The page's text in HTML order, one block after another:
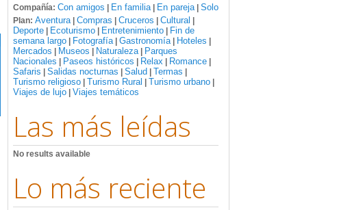
Compañía: Con amigos En familia| En pareja| Solo
Plan: Aventura| Compras Cruceros Cultural
Deporte Ecoturismo Entretenimiento
Fin de
semana largo
Fotografía| Gastronomía| Hoteles
Mercados Museos Naturaleza|
Parques
Nacionales
Paseos históricos Relax Romance
Safaris Salidas nocturnas Salud Termas
Turismo religioso Turismo Rural Turismo urbano
Viajes de lujo Viajes temáticos
Las más leídas
No results available
Lo más reciente